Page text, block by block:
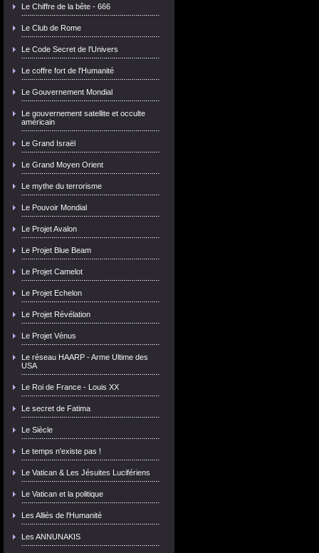
Le Chiffre de la bête - 666
Le Club de Rome
Le Code Secret de l'Univers
Le coffre fort de l'Humanité
Le Gouvernement Mondial
Le gouvernement satellite et occulte
américain
Le Grand Israël
Le Grand Moyen Orient
Le mythe du terrorisme
Le Pouvoir Mondial
Le Projet Avalon
Le Projet Blue Beam
Le Projet Camelot
Le Projet Echelon
Le Projet Révélation
Le Projet Vénus
Le réseau HAARP - Arme Ultime des
USA
Le Roi de France - Louis XX
Le secret de Fatima
Le Siècle
Le temps n'existe pas !
Le Vatican & Les Jésuites Lucifériens
Le Vatican et la politique
Les Alliés de l'Humanité
Les ANNUNAKIS